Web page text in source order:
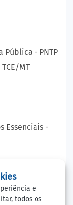
Pública - PNTP
MT
Essenciais -
Cirurgia
e
todos os